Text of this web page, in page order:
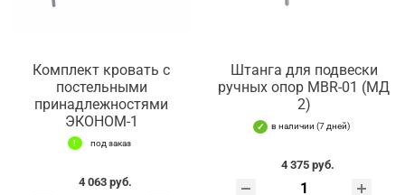
Комплект кровать с
постельными
принадлежностями
ЭКОНОМ-1
под заказ
4 063 руб.
Штанга для подвески
ручных опор MBR-01 (МД
2)
в наличии (7 дней)
4 375 руб.